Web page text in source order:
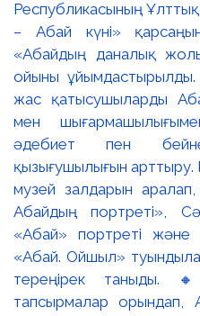
Республикасының
– Абай күні»
«Абайдың даналық
ойыны
жас қатысушыларды
мен
әдебиет пен
қызығушылығын
музей залдарын аралап,
Абайдың портреті»,
«Абай» портреті және
«Абай. Ойшыл»
тереңірек таныды.
тапсырмалар орындап,